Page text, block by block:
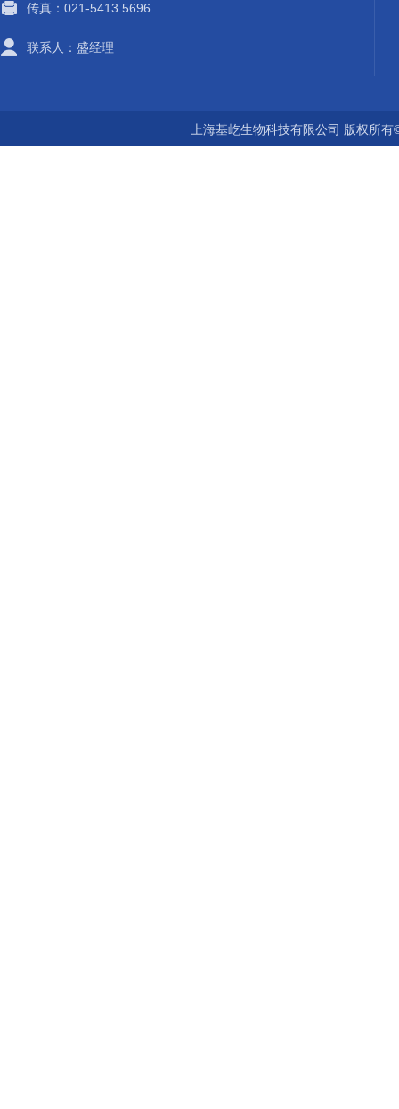
传真：021-5413 5696
联系人：盛经理
上海基屹生物科技有限公司 版权所